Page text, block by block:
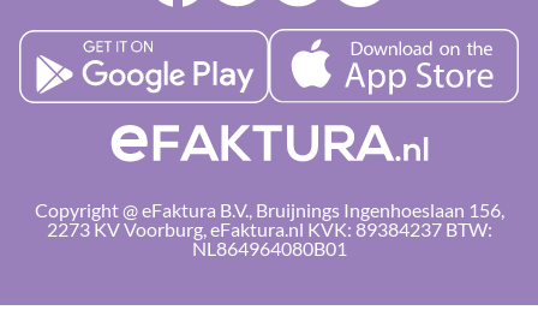
Copyright @ eFaktura B.V., Bruijnings Ingenhoeslaan 156,
2273 KV Voorburg, eFaktura.nl KVK: 89384237 BTW:
NL864964080B01